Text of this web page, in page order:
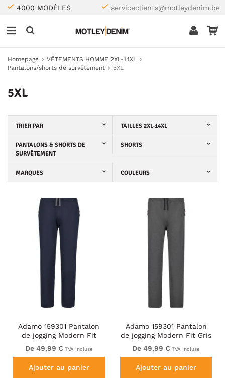
4000 MODÈLES serviceclients@motleydenim.be
Homepage
VÊTEMENTS HOMME 2XL-14XL
Pantalons/shorts de survêtement
5XL
5XL
TRIER PAR TAILLES 2XL-14XL
PANTALONS & SHORTS DE
SURVÊTEMENT
SHORTS
MARQUES COULEURS
Adamo 159301 Pantalon
de jogging Modern Fit
Bleu marine
De 49,99 € TVA incluse
Ajouter au panier
Adamo 159301 Pantalon
de jogging Modern Fit Gris
foncé
De 49,99 € TVA incluse
Ajouter au panier